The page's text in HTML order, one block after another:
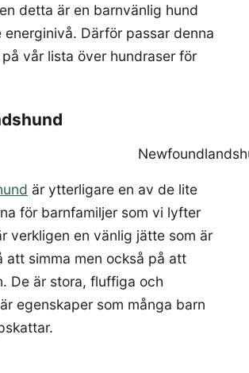
detta är en barnvänlig hund
energinivå. Därför passar denna
vår lista över hundraser för
är ytterligare en av de lite
för barnfamiljer som vi lyfter
verkligen en vänlig jätte som är
simma men också på att
De är stora, fluffiga och
egenskaper som många barn